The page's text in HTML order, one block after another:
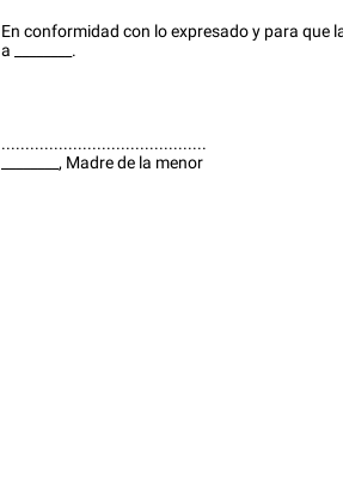
En conformidad con lo expresado y para que
a
.
...........................................
, Madre de la menor